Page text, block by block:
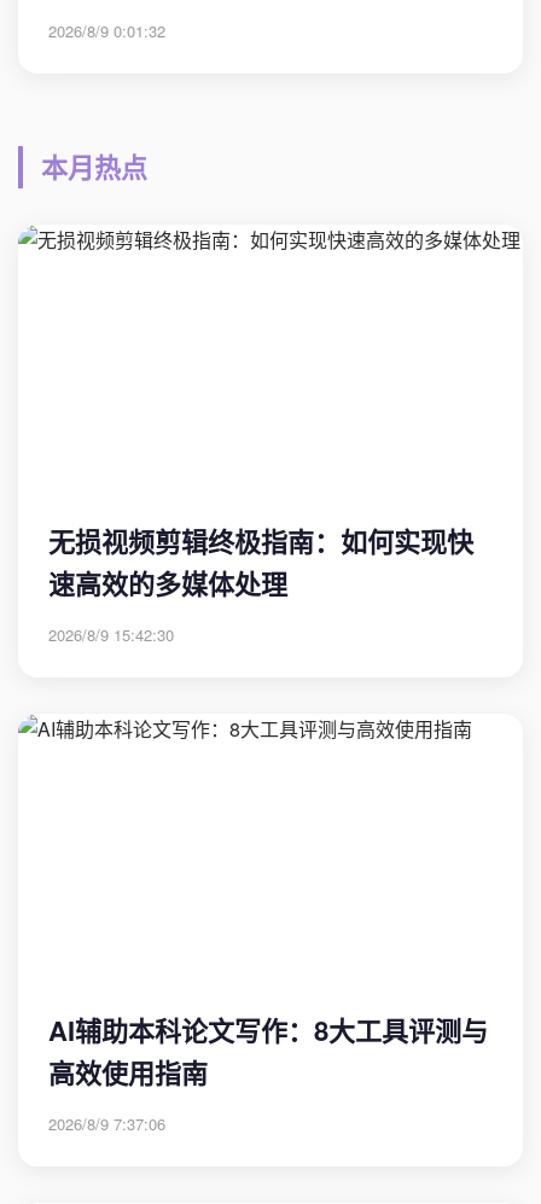
2026/8/9 0:01:32
本月热点
无损视频剪辑终极指南：如何实现快
速高效的多媒体处理
2026/8/9 15:42:30
AI辅助本科论文写作：8大工具评测与
高效使用指南
2026/8/9 7:37:06